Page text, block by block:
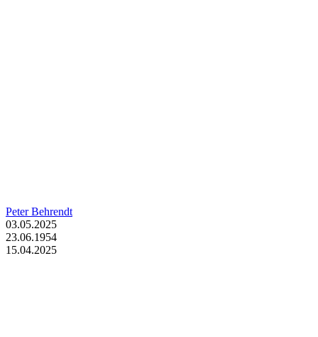
Peter Behrendt
03.05.2025
23.06.1954
15.04.2025